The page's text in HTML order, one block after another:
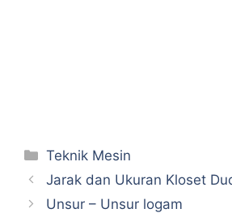
Categories
Teknik Mesin
Jarak dan Ukuran Kloset
Unsur – Unsur logam